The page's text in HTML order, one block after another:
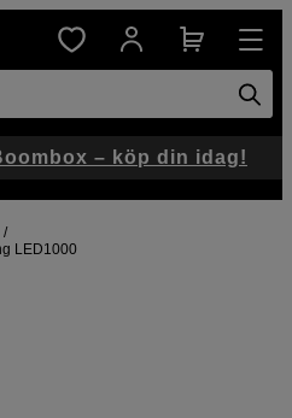
LED1000
– köp din idag!